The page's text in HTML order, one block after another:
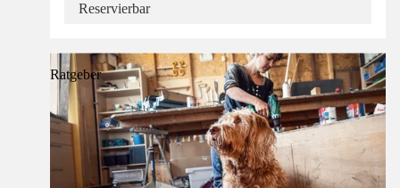
Reservierbar
Ratgeber